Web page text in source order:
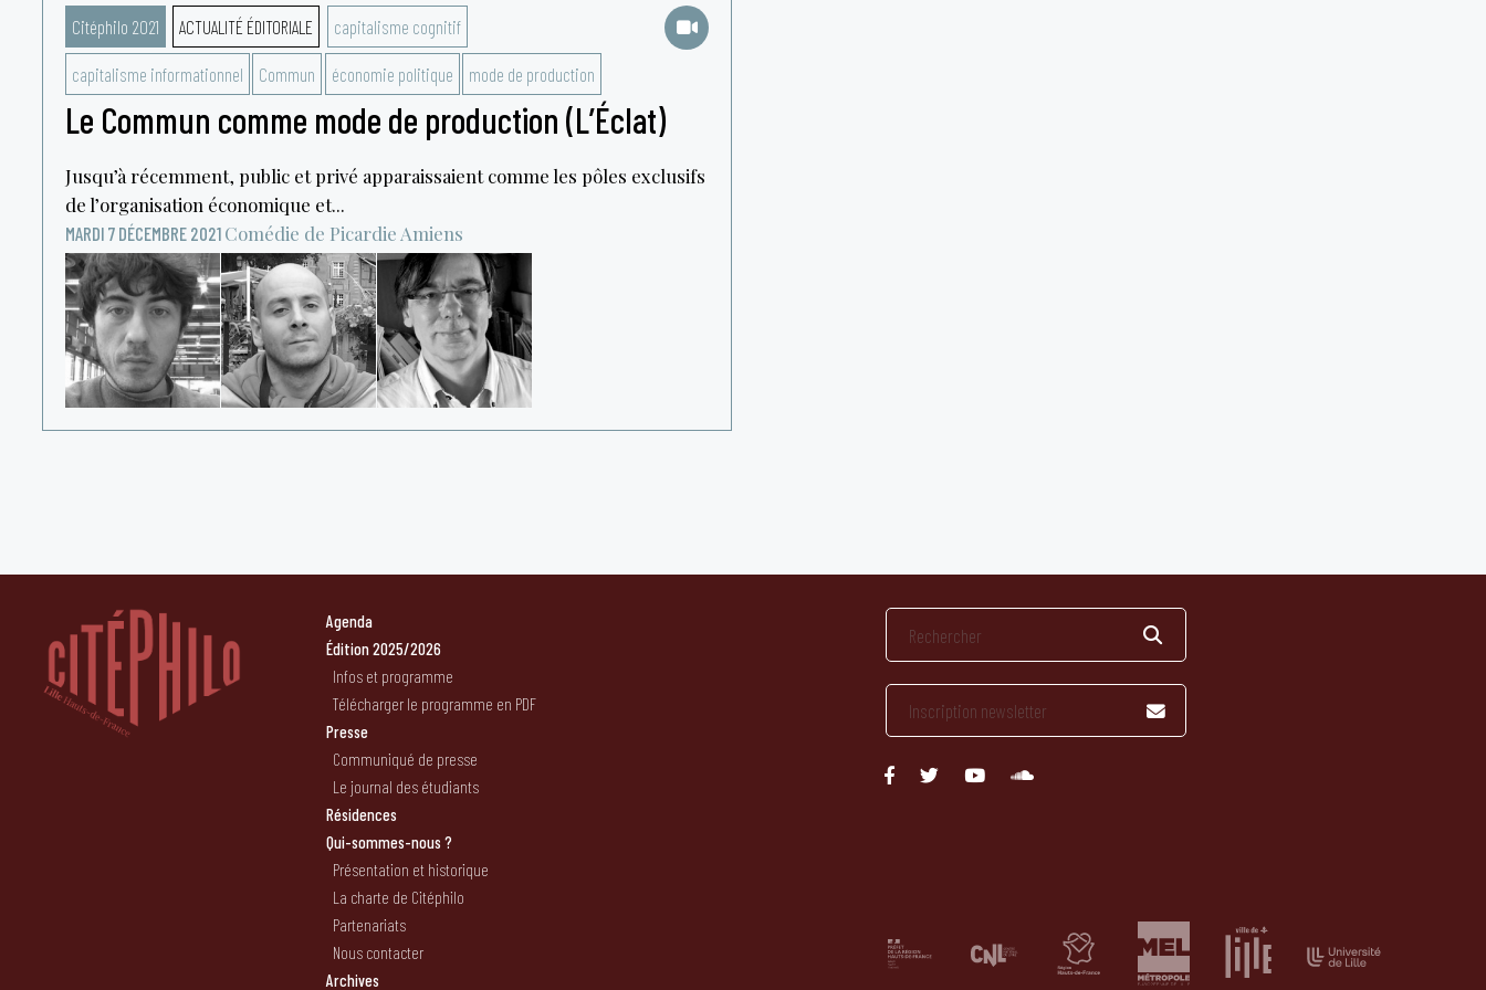
Citéphilo 2021 ACTUALITÉ ÉDITORIALE capitalisme cognitif
capitalisme informationnel Commun économie politique mode de production
Le Commun comme mode de production (L’Éclat)
Jusqu’à récemment, public et privé apparaissaient comme les pôles exclusifs
de l’organisation économique et...
MARDI 7 DÉCEMBRE 2021 Comédie de Picardie Amiens
Agenda
Édition 2025/2026
Infos et programme
Télécharger le programme en PDF
Presse
Communiqué de presse
Le journal des étudiants
Résidences
Qui-sommes-nous ?
Présentation et historique
La charte de Citéphilo
Partenariats
Nous contacter
Archives